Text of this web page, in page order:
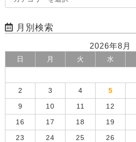
月別検索
2026年8月
日 月 火 水
2 3 4 5
9 10 11 12
16 17 18 19
23 24 25 26